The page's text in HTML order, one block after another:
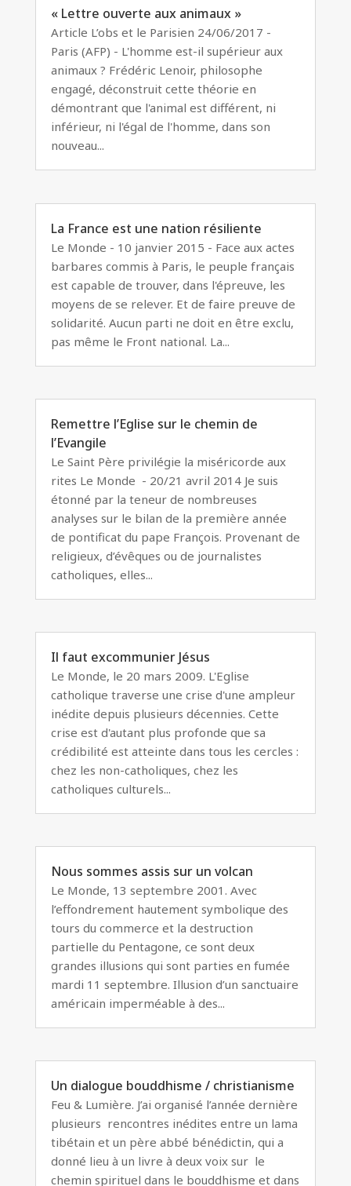
« Lettre ouverte aux animaux »
Article L’obs et le Parisien 24/06/2017 -
Paris (AFP) - L'homme est-il supérieur aux
animaux ? Frédéric Lenoir, philosophe
engagé, déconstruit cette théorie en
démontrant que l'animal est différent, ni
inférieur, ni l'égal de l'homme, dans son
nouveau...
La France est une nation résiliente
Le Monde - 10 janvier 2015 - Face aux actes
barbares commis à Paris, le peuple français
est capable de trouver, dans l'épreuve, les
moyens de se relever. Et de faire preuve de
solidarité. Aucun parti ne doit en être exclu,
pas même le Front national. La...
Remettre l’Eglise sur le chemin de
l’Evangile
Le Saint Père privilégie la miséricorde aux
rites Le Monde - 20/21 avril 2014 Je suis
étonné par la teneur de nombreuses
analyses sur le bilan de la première année
de pontificat du pape François. Provenant de
religieux, d’évêques ou de journalistes
catholiques, elles...
Il faut excommunier Jésus
Le Monde, le 20 mars 2009. L'Eglise
catholique traverse une crise d'une ampleur
inédite depuis plusieurs décennies. Cette
crise est d'autant plus profonde que sa
crédibilité est atteinte dans tous les cercles :
chez les non-catholiques, chez les
catholiques culturels...
Nous sommes assis sur un volcan
Le Monde, 13 septembre 2001. Avec
l’effondrement hautement symbolique des
tours du commerce et la destruction
partielle du Pentagone, ce sont deux
grandes illusions qui sont parties en fumée
mardi 11 septembre. Illusion d’un sanctuaire
américain imperméable à des...
Un dialogue bouddhisme / christianisme
Feu & Lumière. J’ai organisé l’année dernière
plusieurs rencontres inédites entre un lama
tibétain et un père abbé bénédictin, qui a
donné lieu à un livre à deux voix sur le
chemin spirituel dans le bouddhisme et dans